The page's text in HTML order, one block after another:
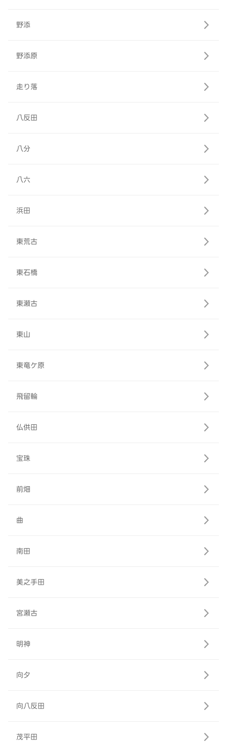
野添
野添原
走り落
八反田
八分
八六
浜田
東荒古
東石橋
東瀬古
東山
東竜ケ原
飛留輪
仏供田
宝珠
前畑
曲
南田
美之手田
宮瀬古
明神
向夕
向八反田
茂平田